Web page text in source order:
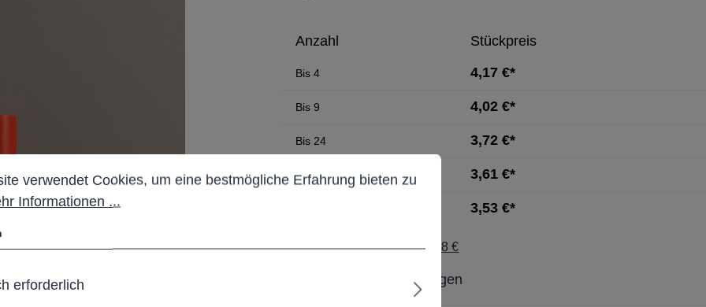
Anzahl Stückpreis
Bis4 4,17 €*
Bis9 4,02 €*
Bis24 3,72 €*
Bis49 3,61 €*
3,53 €*
zzgl. 19% MwSt. / Brutto: 6,28 €
Lieferzeit: Projektbezogen
verwendet Cookies, um eine bestmögliche Erfahrung bieten zu können.
verwendet Cookies, um eine bestmögliche Erfahrung bieten zu
Informationen ...
erforderlich